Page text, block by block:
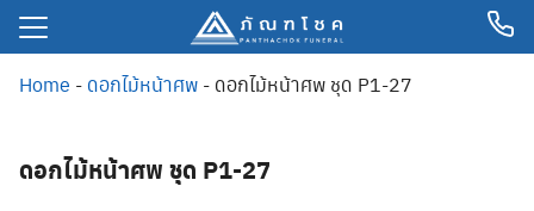
Home - ดอกไม้หน้าศพ - ดอกไม้หน้าศพ ชุด P1-27
ดอกไม้หน้าศพ ชุด P1-27